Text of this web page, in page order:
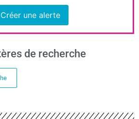
Créer une alerte
de recherche